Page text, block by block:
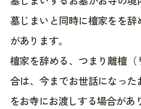
墓じまいと同時に檀家をを
があります。
檀家を辞める、つまり離檀
合は、今までお世話になっ
をお寺にお渡しする場合があ